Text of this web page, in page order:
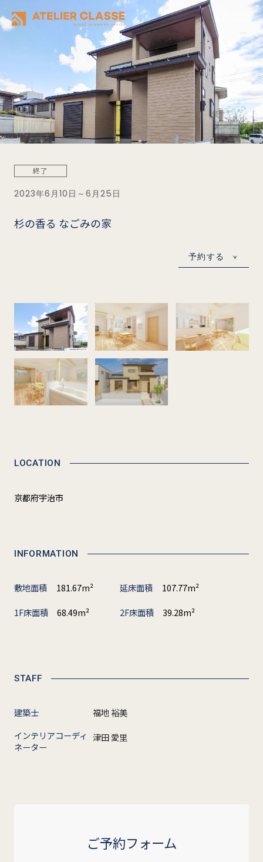
終了
2023年6月10日～6月25日
杉の香る なごみの家
予約する
LOCATION
京都府宇治市
INFORMATION
敷地面積 181.67m² 延床面積
107.77m²
1F床面積
68.49m² 2F床面積 39.28m²
STAFF
建築士
福地 裕美
インテリアコーディ
ネーター
津田 愛里
ご予約フォーム